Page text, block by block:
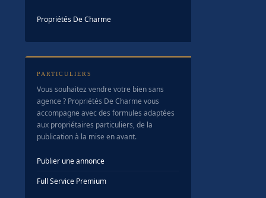
Propriétés De Charme
PARTICULIERS
Vous souhaitez vendre votre bien sans
agence ? Propriétés De Charme vous
accompagne avec des formules adaptées
aux propriétaires particuliers, de la
publication à la mise en avant.
Publier une annonce
Full Service Premium